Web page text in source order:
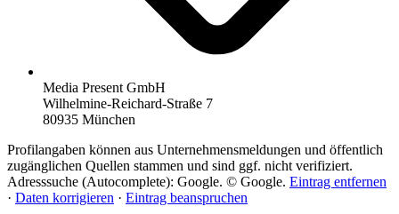
Media Present GmbH
Wilhelmine-Reichard-Straße 7
80935 München
Profilangaben können aus Unternehmensmeldungen und öffentlich
zugänglichen Quellen stammen und sind ggf. nicht verifiziert.
Adresssuche (Autocomplete): Google. © Google. Eintrag entfernen
· Daten korrigieren · Eintrag beanspruchen